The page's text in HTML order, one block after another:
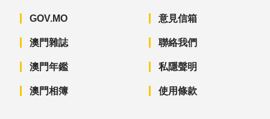
GOV.MO
澳門雜誌
澳門年鑑
澳門相簿
意見信箱
聯絡我們
私隱聲明
使用條款